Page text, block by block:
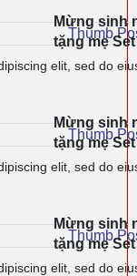
Mừng sinh
tặng mẹ
elit, sed do
Mừng sinh
tặng mẹ
elit, sed do
Mừng sinh
tặng mẹ
elit, sed do